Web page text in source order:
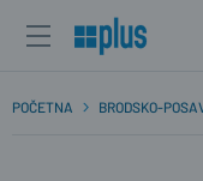
POČETNA BRODSKO-